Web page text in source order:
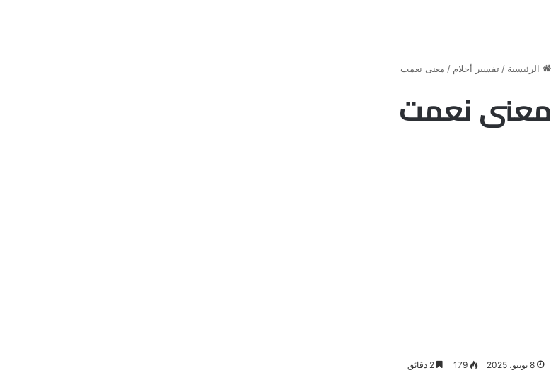
الرئيسية / تفسير أحلام / معنى نعمت
معنى نعمت
8 يونيو، 2025 179 2 دقائق